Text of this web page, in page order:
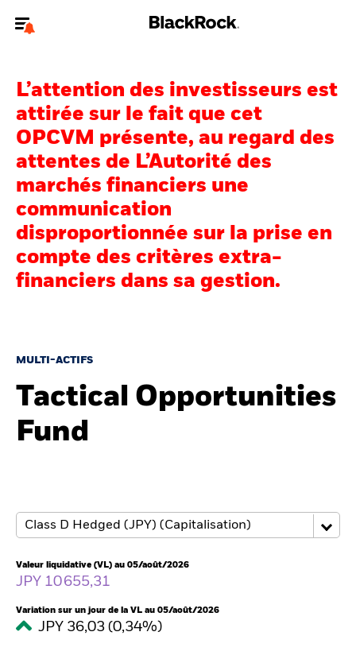
Pour accéder directement à un autre site BlackRock, veuillez mettre à
jourvotre type d'utilisateur
Nous connaître
Produits
Thèmes
Education
France
BlackRock
Notre société
L’attention des investisseurs est
attirée sur le fait que cet
OPCVM présente, au regard des
attentes de L’Autorité des
marchés financiers une
communication
disproportionnée sur la prise en
compte des critères extra-
financiers dans sa gestion.
MULTI-ACTIFS
Tactical Opportunities
Fund
Valeur liquidative (VL) au 05/août/2026
JPY 10 655,31
Variation sur un jour de la VL au 05/août/2026
JPY 36,03 (0,34%)